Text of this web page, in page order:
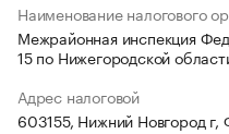
Наименование налогового
Межрайонная инспекция
15 по Нижегородской
Адрес налоговой
603155, Нижний Новгород г,